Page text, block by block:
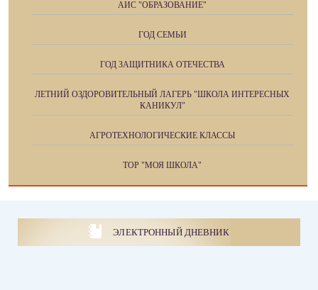
АИС "ОБРАЗОВАНИЕ"
ГОД СЕМЬИ
ГОД ЗАЩИТНИКА ОТЕЧЕСТВА
ЛЕТНИЙ ОЗДОРОВИТЕЛЬНЫЙ ЛАГЕРЬ "ШКОЛА ИНТЕРЕСНЫХ
КАНИКУЛ"
АГРОТЕХНОЛОГИЧЕСКИЕ КЛАССЫ
ТОР "МОЯ ШКОЛА"
ЭЛЕКТРОННЫЙ ДНЕВНИК